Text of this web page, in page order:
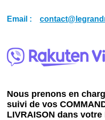
Email :
Nous prenons en
suivi de vos
LIVRAISON dans votre